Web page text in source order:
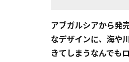
アブガルシアから発
なデザインに、海や
きてしまうなんでも